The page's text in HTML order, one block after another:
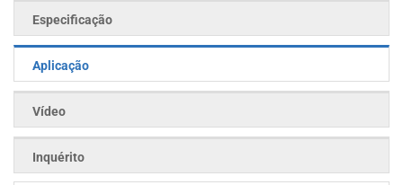
Especificação
Aplicação
Vídeo
Inquérito